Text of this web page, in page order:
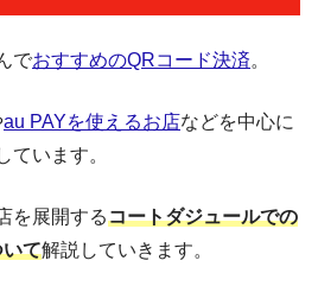
でおすすめのQRコード決済。
au PAYを使えるお店などを中心に
ています。
を展開するコートダジュールでの
て解説していきます。